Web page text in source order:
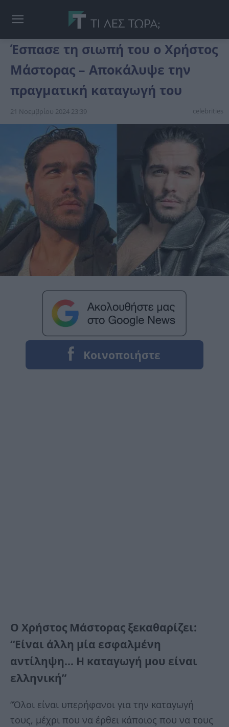
Έσπασε τη σιωπή του ο Χρήστος
Μάστορας – Αποκάλυψε την
πραγματική καταγωγή του
21 Νοεμβρίου 2024 23:39 celebrities
Ο Χρήστος Μάστορας ξεκαθαρίζει:
“Είναι άλλη μία εσφαλμένη
αντίληψη… Η καταγωγή μου είναι
ελληνική”
“Όλοι είναι υπερήφανοι για την καταγωγή
τους, μέχρι που να έρθει κάποιος που να τους